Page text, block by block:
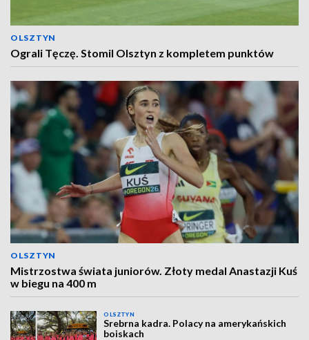
OLSZTYN
Ograli Tęczę. Stomil Olsztyn z kompletem punktów
OLSZTYN
Mistrzostwa świata juniorów. Złoty medal Anastazji Kuś
w biegu na 400 m
OLSZTYN
Srebrna kadra. Polacy na amerykańskich
boiskach